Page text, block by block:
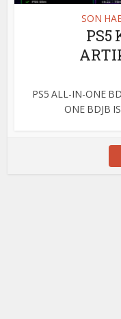
SON
PS5
PS5 ALL-IN-ONE
ONE BDJB